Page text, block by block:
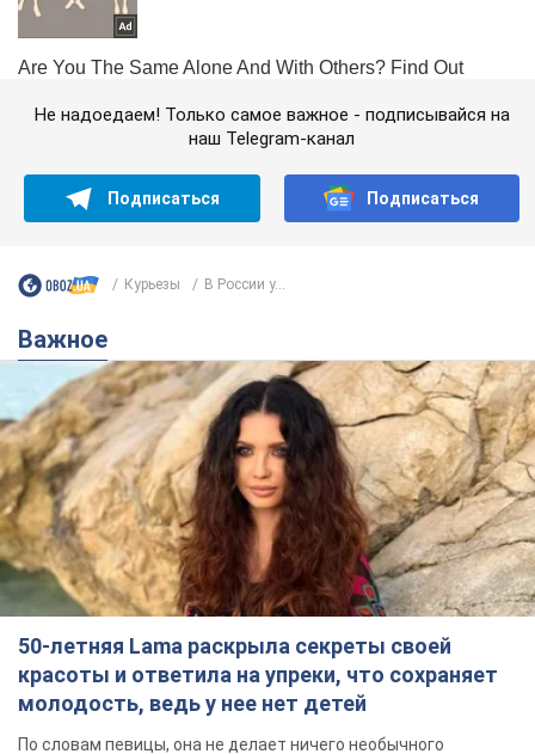
Не надоедаем! Только самое важное - подписывайся на
наш Telegram-канал
Подписаться Подписаться
Курьезы В России у...
Важное
50-летняя Lama раскрыла секреты своей
красоты и ответила на упреки, что сохраняет
молодость, ведь у нее нет детей
По словам певицы, она не делает ничего необычного